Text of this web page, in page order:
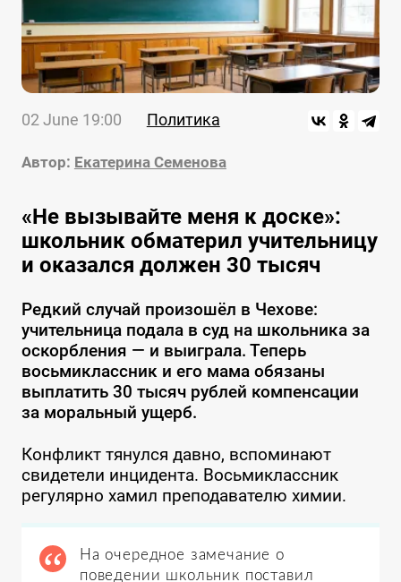
02 June 19:00 Политика
Автор: Екатерина Семенова
«Не вызывайте меня к доске»:
школьник обматерил учительницу
и оказался должен 30 тысяч
Редкий случай произошёл в Чехове:
учительница подала в суд на школьника за
оскорбления — и выиграла. Теперь
восьмиклассник и его мама обязаны
выплатить 30 тысяч рублей компенсации
за моральный ущерб.
Конфликт тянулся давно, вспоминают
свидетели инцидента. Восьмиклассник
регулярно хамил преподавателю химии.
На очередное замечание о
поведении школьник поставил